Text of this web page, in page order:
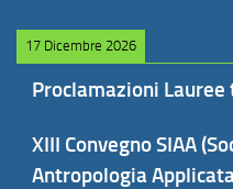
17 Dicembre 2026
Proclamazioni
XIII Convegno SIAA
Antropologia